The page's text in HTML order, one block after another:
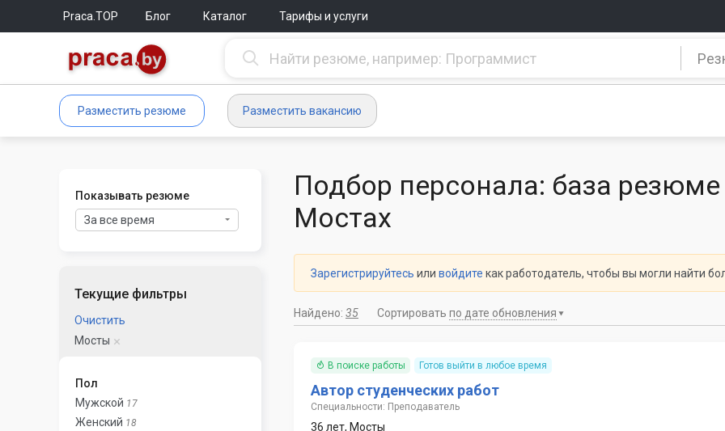
Praca.TOP Блог Каталог Тарифы и услуги
Разместить резюме Разместить вакансию
Показывать резюме
За все время
Текущие фильтры
Очистить
Мосты
Пол
Мужской 17
Женский 18
Подбор персонала: база
Мостах
Зарегистрируйтесь или войдите как работодатель, чтобы вы могли найти
Найдено: 35 Сортировать по дате обновления
В поиске работы Готов выйти в любое время
Автор студенческих работ
Специальности: Преподаватель
36 лет, Мосты